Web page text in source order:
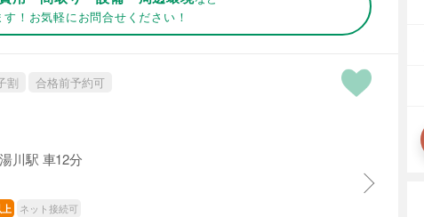
す！お気軽にお問合せください！
割 合格前予約可
川駅 車12分
ネット接続可